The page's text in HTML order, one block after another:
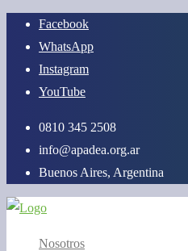
Saltar
contenido
Facebook
WhatsApp
Instagram
YouTube
0810 345 2508
info@apadea.org.ar
Buenos Aires, Argentina
Nosotros